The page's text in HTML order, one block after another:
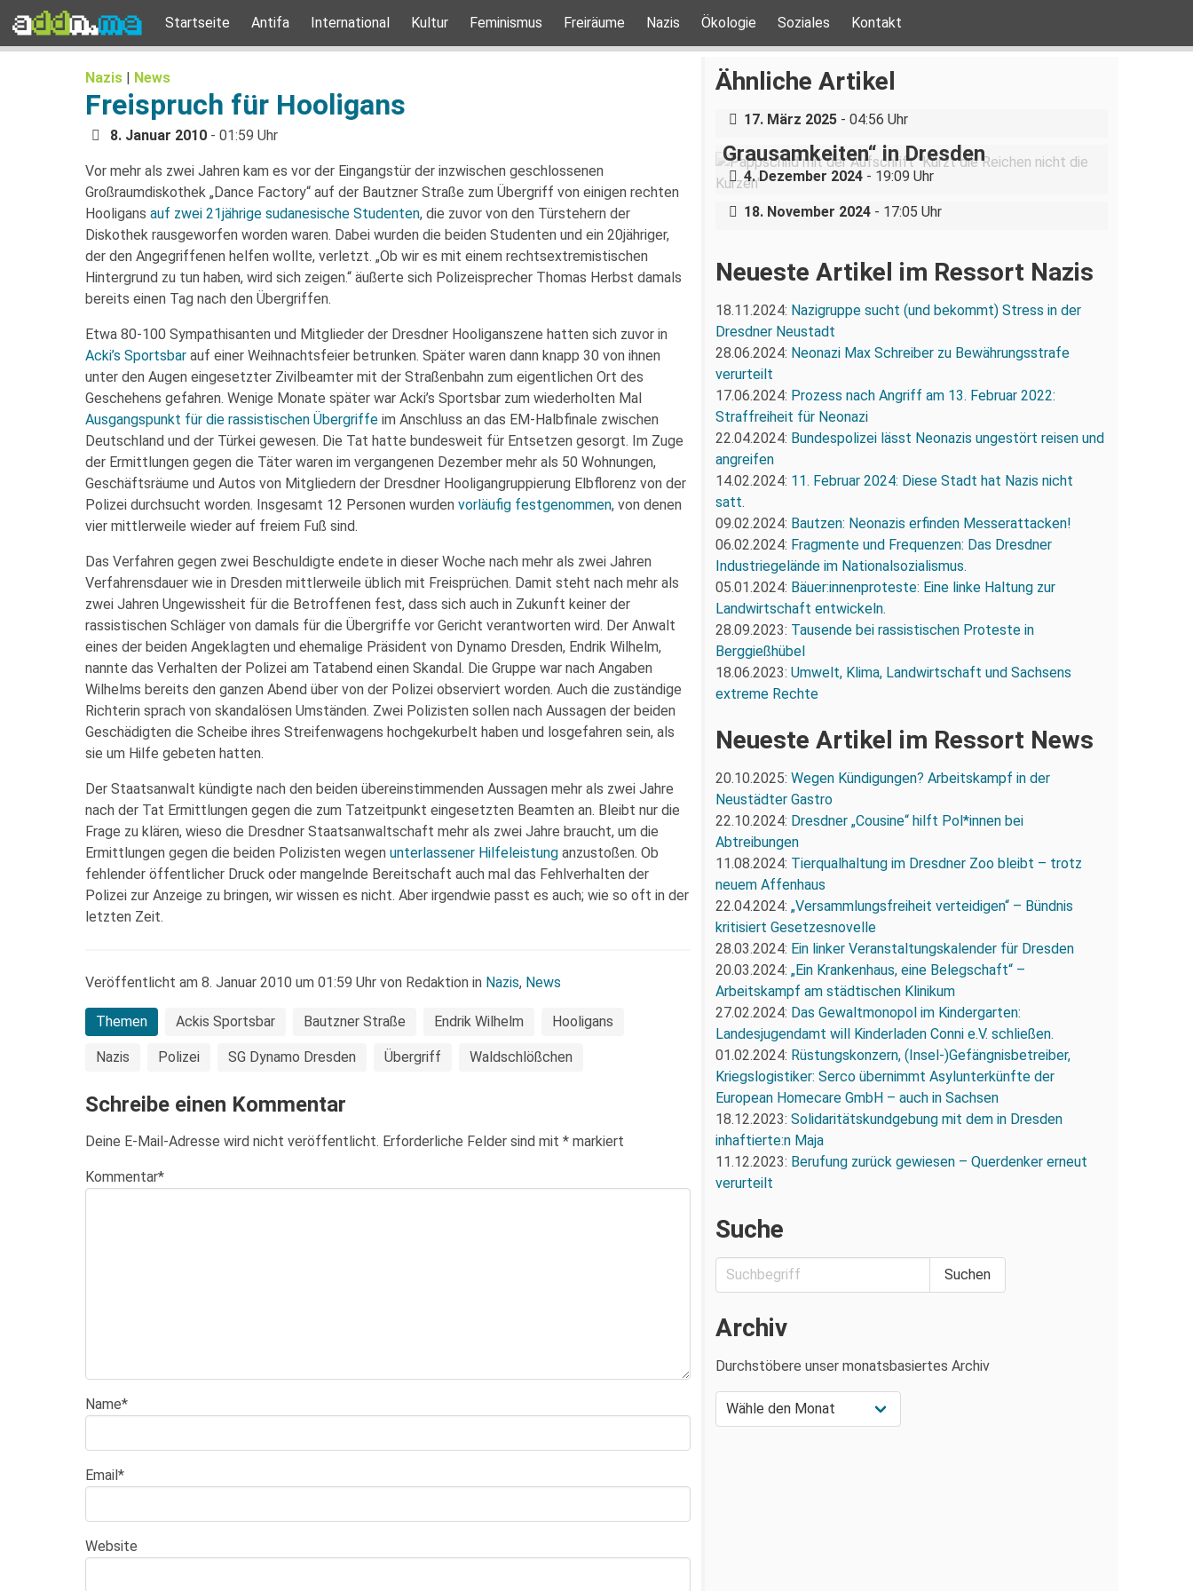
Startseite Antifa International Kultur Feminismus Freiräume Nazis Ökologie Soziales Kontakt
Nazis | News
Freispruch für Hooligans
8. Januar 2010 - 01:59 Uhr
Vor mehr als zwei Jahren kam es vor der Eingangstür der inzwischen geschlossenen
Großraumdiskothek „Dance Factory“ auf der Bautzner Straße zum Übergriff von einigen rechten
Hooligans auf zwei 21jährige sudanesische Studenten, die zuvor von den Türstehern der
Diskothek rausgeworfen worden waren. Dabei wurden die beiden Studenten und ein 20jähriger,
der den Angegriffenen helfen wollte, verletzt. „Ob wir es mit einem rechtsextremistischen
Hintergrund zu tun haben, wird sich zeigen.“ äußerte sich Polizeisprecher Thomas Herbst damals
bereits einen Tag nach den Übergriffen.
Etwa 80-100 Sympathisanten und Mitglieder der Dresdner Hooliganszene hatten sich zuvor in
Acki’s Sportsbar auf einer Weihnachtsfeier betrunken. Später waren dann knapp 30 von ihnen
unter den Augen eingesetzter Zivilbeamter mit der Straßenbahn zum eigentlichen Ort des
Geschehens gefahren. Wenige Monate später war Acki’s Sportsbar zum wiederholten Mal
Ausgangspunkt für die rassistischen Übergriffe im Anschluss an das EM-Halbfinale zwischen
Deutschland und der Türkei gewesen. Die Tat hatte bundesweit für Entsetzen gesorgt. Im Zuge
der Ermittlungen gegen die Täter waren im vergangenen Dezember mehr als 50 Wohnungen,
Geschäftsräume und Autos von Mitgliedern der Dresdner Hooligangruppierung Elbflorenz von der
Polizei durchsucht worden. Insgesamt 12 Personen wurden vorläufig festgenommen, von denen
vier mittlerweile wieder auf freiem Fuß sind.
Das Verfahren gegen zwei Beschuldigte endete in dieser Woche nach mehr als zwei Jahren
Verfahrensdauer wie in Dresden mittlerweile üblich mit Freisprüchen. Damit steht nach mehr als
zwei Jahren Ungewissheit für die Betroffenen fest, dass sich auch in Zukunft keiner der
rassistischen Schläger von damals für die Übergriffe vor Gericht verantworten wird. Der Anwalt
eines der beiden Angeklagten und ehemalige Präsident von Dynamo Dresden, Endrik Wilhelm,
nannte das Verhalten der Polizei am Tatabend einen Skandal. Die Gruppe war nach Angaben
Wilhelms bereits den ganzen Abend über von der Polizei observiert worden. Auch die zuständige
Richterin sprach von skandalösen Umständen. Zwei Polizisten sollen nach Aussagen der beiden
Geschädigten die Scheibe ihres Streifenwagens hochgekurbelt haben und losgefahren sein, als
sie um Hilfe gebeten hatten.
Der Staatsanwalt kündigte nach den beiden übereinstimmenden Aussagen mehr als zwei Jahre
nach der Tat Ermittlungen gegen die zum Tatzeitpunkt eingesetzten Beamten an. Bleibt nur die
Frage zu klären, wieso die Dresdner Staatsanwaltschaft mehr als zwei Jahre braucht, um die
Ermittlungen gegen die beiden Polizisten wegen unterlassener Hilfeleistung anzustoßen. Ob
fehlender öffentlicher Druck oder mangelnde Bereitschaft auch mal das Fehlverhalten der
Polizei zur Anzeige zu bringen, wir wissen es nicht. Aber irgendwie passt es auch; wie so oft in der
letzten Zeit.
Veröffentlicht am 8. Januar 2010 um 01:59 Uhr von Redaktion in Nazis, News
Themen Ackis Sportsbar Bautzner Straße Endrik Wilhelm Hooligans
Nazis Polizei SG Dynamo Dresden Übergriff Waldschlößchen
Schreibe einen Kommentar
Deine E-Mail-Adresse wird nicht veröffentlicht. Erforderliche Felder sind mit * markiert
Kommentar*
Name*
Email*
Website
Ähnliche Artikel
Über eine AfD-Rede zum
Holocaustgedenktag in Coswig bei
Dresden
17. März 2025- 04:56 Uhr
Demonstration gegen „Liste der
Grausamkeiten“ in Dresden
4. Dezember 2024- 19:09 Uhr
Nazigruppe sucht (und bekommt)
Stress in der Dresdner Neustadt
18. November 2024- 17:05 Uhr
Neueste Artikel im Ressort Nazis
18.11.2024: Nazigruppe sucht (und bekommt) Stress in der
Dresdner Neustadt
28.06.2024: Neonazi Max Schreiber zu Bewährungsstrafe
verurteilt
17.06.2024: Prozess nach Angriff am 13. Februar 2022:
Straffreiheit für Neonazi
22.04.2024: Bundespolizei lässt Neonazis ungestört reisen und
angreifen
14.02.2024: 11. Februar 2024: Diese Stadt hat Nazis nicht
satt.
09.02.2024: Bautzen: Neonazis erfinden Messerattacken!
06.02.2024: Fragmente und Frequenzen: Das Dresdner
Industriegelände im Nationalsozialismus.
05.01.2024: Bäuer:innenproteste: Eine linke Haltung zur
Landwirtschaft entwickeln.
28.09.2023: Tausende bei rassistischen Proteste in
Berggießhübel
18.06.2023: Umwelt, Klima, Landwirtschaft und Sachsens
extreme Rechte
Neueste Artikel im Ressort News
20.10.2025: Wegen Kündigungen? Arbeitskampf in der
Neustädter Gastro
22.10.2024: Dresdner „Cousine“ hilft Pol*innen bei
Abtreibungen
11.08.2024: Tierqualhaltung im Dresdner Zoo bleibt – trotz
neuem Affenhaus
22.04.2024: „Versammlungsfreiheit verteidigen“ – Bündnis
kritisiert Gesetzesnovelle
28.03.2024: Ein linker Veranstaltungskalender für Dresden
20.03.2024: „Ein Krankenhaus, eine Belegschaft“ –
Arbeitskampf am städtischen Klinikum
27.02.2024: Das Gewaltmonopol im Kindergarten:
Landesjugendamt will Kinderladen Conni e.V. schließen.
01.02.2024: Rüstungskonzern, (Insel-)Gefängnisbetreiber,
Kriegslogistiker: Serco übernimmt Asylunterkünfte der
European Homecare GmbH – auch in Sachsen
18.12.2023: Solidaritätskundgebung mit dem in Dresden
inhaftierte:n Maja
11.12.2023: Berufung zurück gewiesen – Querdenker erneut
verurteilt
Suche
Archiv
Durchstöbere unser monatsbasiertes Archiv